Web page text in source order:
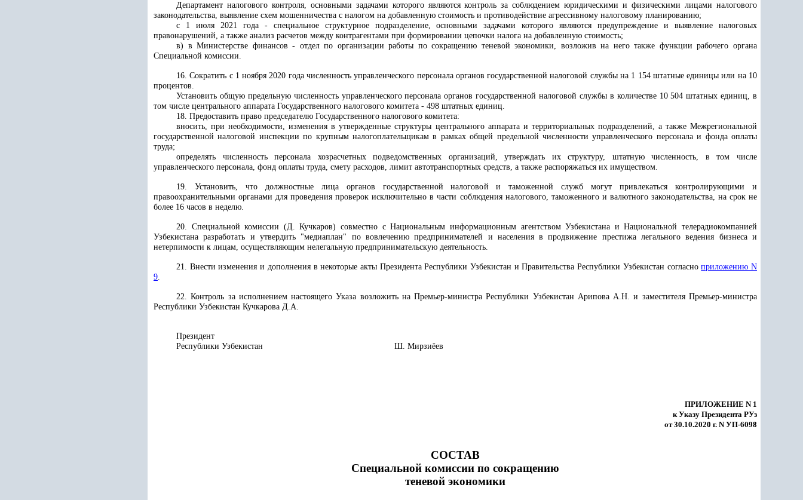
Департамент налогового контроля, основными задачами которого являются контроль за соблюдением юридическими и физическими лицами налогового
законодательства, выявление схем мошенничества с налогом на добавленную стоимость и противодействие агрессивному налоговому планированию;
с 1 июля 2021 года - специальное структурное подразделение, основными задачами которого являются предупреждение и выявление налоговых
правонарушений, а также анализ расчетов между контрагентами при формировании цепочки налога на добавленную стоимость;
в) в Министерстве финансов - отдел по организации работы по сокращению теневой экономики, возложив на него также функции рабочего органа
Специальной комиссии.
16. Сократить с 1 ноября 2020 года численность управленческого персонала органов государственной налоговой службы на 1 154 штатные единицы или на 10
процентов.
Установить общую предельную численность управленческого персонала органов государственной налоговой службы в количестве 10 504 штатных единиц, в
том числе центрального аппарата Государственного налогового комитета - 498 штатных единиц.
18. Предоставить право председателю Государственного налогового комитета:
вносить, при необходимости, изменения в утвержденные структуры центрального аппарата и территориальных подразделений, а также Межрегиональной
государственной налоговой инспекции по крупным налогоплательщикам в рамках общей предельной численности управленческого персонала и фонда оплаты
труда;
определять численность персонала хозрасчетных подведомственных организаций, утверждать их структуру, штатную численность, в том числе
управленческого персонала, фонд оплаты труда, смету расходов, лимит автотранспортных средств, а также распоряжаться их имуществом.
19. Установить, что должностные лица органов государственной налоговой и таможенной служб могут привлекаться контролирующими и
правоохранительными органами для проведения проверок исключительно в части соблюдения налогового, таможенного и валютного законодательства, на срок не
более 16 часов в неделю.
20. Специальной комиссии (Д. Кучкаров) совместно с Национальным информационным агентством Узбекистана и Национальной телерадиокомпанией
Узбекистана разработать и утвердить "медиаплан" по вовлечению предпринимателей и населения в продвижение престижа легального ведения бизнеса и
нетерпимости к лицам, осуществляющим нелегальную предпринимательскую деятельность.
21. Внести изменения и дополнения в некоторые акты Президента Республики Узбекистан и Правительства Республики Узбекистан согласноприложению N
9.
22. Контроль за исполнением настоящего Указа возложить на Премьер-министра Республики Узбекистан Арипова А.Н. и заместителя Премьер-министра
Республики Узбекистан Кучкарова Д.А.
Президент
Республики Узбекистан Ш. Мирзиёев
ПРИЛОЖЕНИЕ N 1
к Указу Президента РУз
от 30.10.2020 г. N УП-6098
СОСТАВ
Специальной комиссии по сокращению
теневой экономики